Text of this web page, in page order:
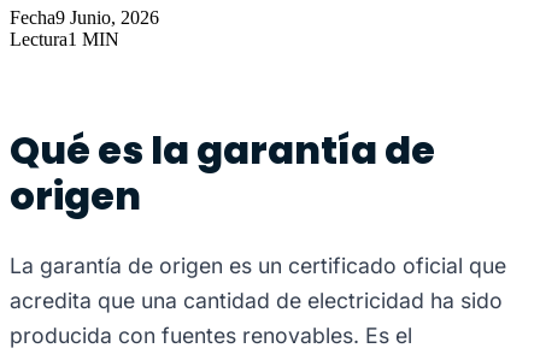
Fecha9 Junio, 2026
Lectura1 MIN
Qué es la garantía de
origen
La garantía de origen es un certificado oficial que
acredita que una cantidad de electricidad ha sido
producida con fuentes renovables. Es el